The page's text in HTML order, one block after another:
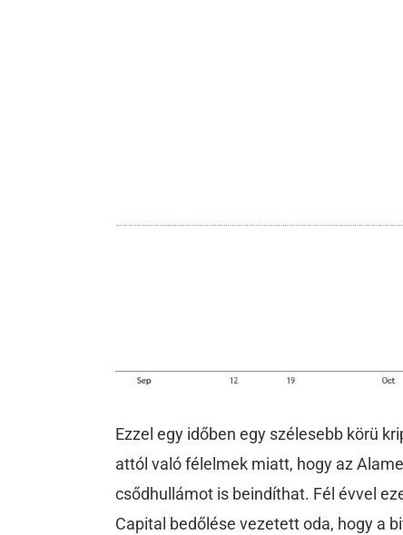
Ezzel egy időben egy szélesebb körü
attól való félelmek miatt, hogy az
csődhullámot is beindíthat. Fél évvel
Capital bedőlése vezetett oda, hogy a